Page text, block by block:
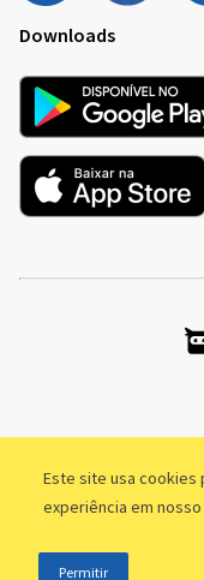
Este site usa cookies
experiência em
Permitir
Downloads
©2011 - 2026,
Fernandes